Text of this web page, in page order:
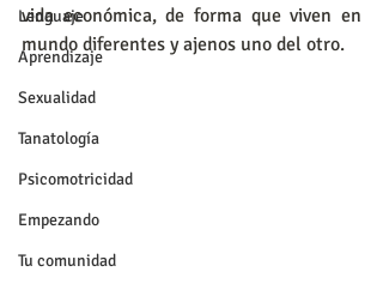
Lenguaje
Aprendizaje
Sexualidad
Tanatología
Psicomotricidad
Empezando
Tu comunidad
vida económica, de forma que viven en
mundo diferentes y ajenos uno del otro.